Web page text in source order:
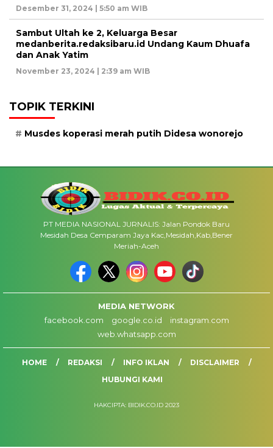
Desember 31, 2024 | 5:50 am WIB
Sambut Ultah ke 2, Keluarga Besar
medanberita.redaksibaru.id Undang Kaum Dhuafa
dan Anak Yatim
November 23, 2024 | 2:39 am WIB
TOPIK TERKINI
Musdes koperasi merah putih Didesa wonorejo
PT MEDIA NASIONAL JURNALIS: Jalan Pondok Baru
Mesidah Desa Cemparam Jaya Kac,Mesidah,Kab,Bener
Meriah-Aceh
MEDIA NETWORK
facebook.com
google.co.id
instagram.com
web.whatsapp.com
HOME REDAKSI INFO IKLAN
DISCLAIMER
HUBUNGI KAMI
HAKCIPTA: BIDIK.CO.ID 2023